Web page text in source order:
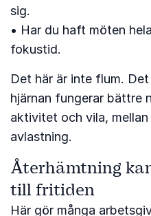
sig.
• Har du haft möten
fokustid.
Det här är inte flum.
hjärnan fungerar bättre
aktivitet och vila,
avlastning.
Återhämtning
till fritiden
Här gör många